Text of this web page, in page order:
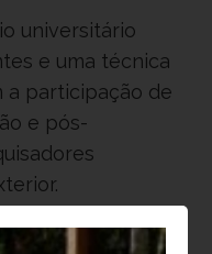
universitário
e uma técnica
a participação de
e pós-